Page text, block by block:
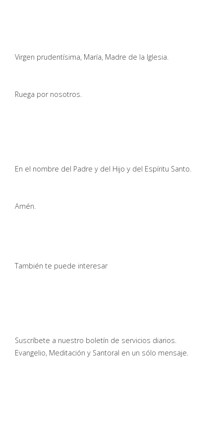
Virgen prudentísima, María, Madre de la Iglesia.
Ruega por nosotros.
En el nombre del Padre y del Hijo y del Espíritu Santo.
Amén.
También te puede interesar
Suscríbete a nuestro boletín de servicios diarios.
Evangelio, Meditación y Santoral en un sólo mensaje.